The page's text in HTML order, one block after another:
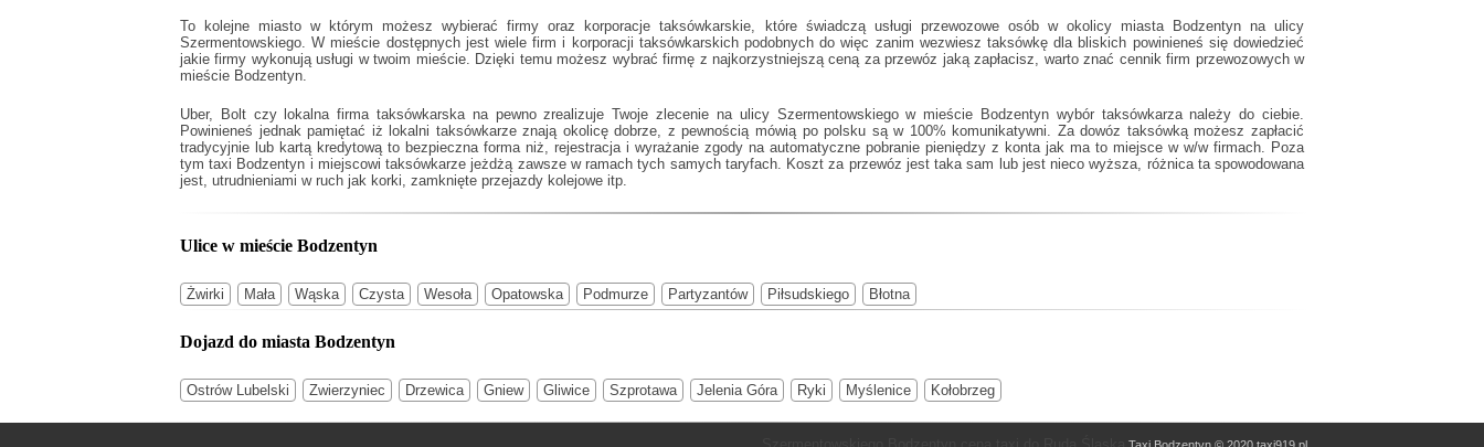
To kolejne miasto w którym możesz wybierać firmy oraz korporacje taksówkarskie, które świadczą usługi przewozowe osób w okolicy miasta Bodzentyn na ulicy
Szermentowskiego. W mieście dostępnych jest wiele firm i korporacji taksówkarskich podobnych dowięc zanim wezwiesz taksówkę dla bliskich powinieneś się dowiedzieć
jakie firmy wykonują usługi w twoim mieście. Dzięki temu możesz wybrać firmę z najkorzystniejszą ceną za przewóz jaką zapłacisz, warto znać cennik firm przewozowych w
mieście Bodzentyn.
Uber, Bolt czy lokalna firma taksówkarska na pewno zrealizuje Twoje zlecenie na ulicy Szermentowskiego w mieście Bodzentyn wybór taksówkarza należy do ciebie.
Powinieneś jednak pamiętać iż lokalni taksówkarze znają okolicę dobrze, z pewnością mówią po polsku są w 100% komunikatywni. Za dowóz taksówką możesz zapłacić
tradycyjnie lub kartą kredytową to bezpieczna forma niż, rejestracja i wyrażanie zgody na automatyczne pobranie pieniędzy z konta jak ma to miejsce w w/w firmach. Poza
tymtaxi Bodzentyn i miejscowi taksówkarze jeżdżą zawsze w ramach tych samych taryfach. Koszt za przewóz jest taka sam lub jest nieco wyższa, różnica ta spowodowana
jest, utrudnieniami w ruch jak korki, zamknięte przejazdy kolejowe itp.
Ulice w mieście Bodzentyn
Żwirki Mała Wąska Czysta Wesoła Opatowska Podmurze Partyzantów Piłsudskiego Błotna
Dojazd do miasta Bodzentyn
Ostrów Lubelski Zwierzyniec Drzewica Gniew Gliwice Szprotawa Jelenia Góra Ryki Myślenice Kołobrzeg